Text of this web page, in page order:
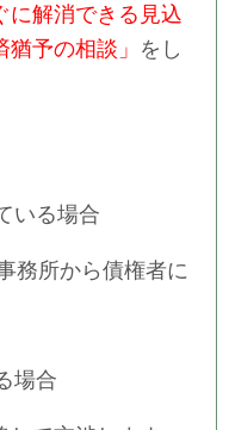
に解消できる見込
猶予の相談」 をし
いる場合
務所から債権者に
場合